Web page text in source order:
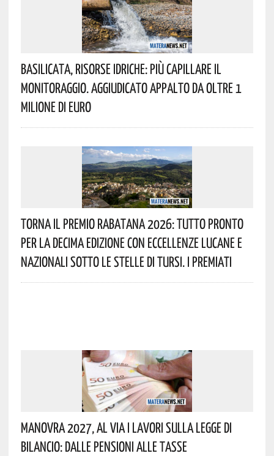
Basilicata, Risorse Idriche: Più Capillare Il
Monitoraggio. Aggiudicato Appalto Da Oltre 1
Milione Di Euro
Torna Il Premio Rabatana 2026: Tutto Pronto
Per La Decima Edizione Con Eccellenze Lucane E
Nazionali Sotto Le Stelle Di Tursi. I Premiati
Manovra 2027, Al Via I Lavori Sulla Legge Di
Bilancio: Dalle Pensioni Alle Tasse